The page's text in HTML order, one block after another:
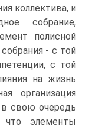
кол­лектива, и
собрание,
полисной
- с той
с той
на жизнь
организация
свою очередь
что элементы